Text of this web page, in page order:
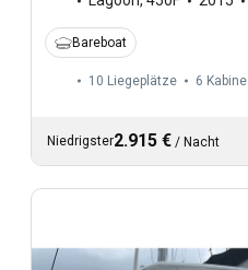
Bareboat
10 Liegeplätze 6 Kabine
Niedrigster2.915 € / Nacht